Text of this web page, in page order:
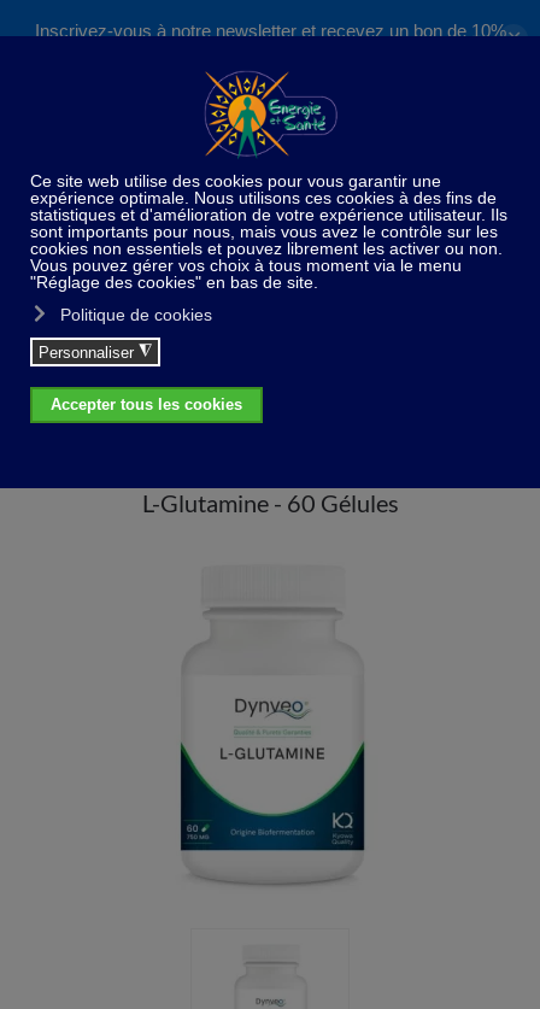
Inscrivez-vous à notre newsletter et recevez un bon de 10%
S'inscrire
✕
Home Compléments alimentaires
60 Gélules
L-Glutamine - 60 Gélules